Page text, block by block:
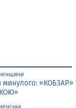
минулого: «КОБЗАР»